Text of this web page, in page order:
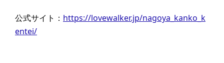
公式サイト： https://lovewalker.jp/nagoya_kanko_k
entei/